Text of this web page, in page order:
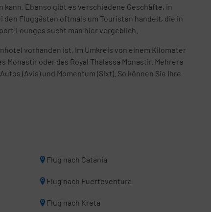
kann. Ebenso gibt es verschiedene Geschäfte, in
Fluggästen oftmals um Touristen handelt, die in
Lounges sucht man hier vergeblich.
vorhanden ist. Im Umkreis von einem Kilometer
Monastir oder das Royal Thalassa Monastir. Mehrere
(Avis) und Momentum (Sixt). So können Sie Ihre
Flug nach Catania
Flug nach Fuerteventura
Flug nach Kreta